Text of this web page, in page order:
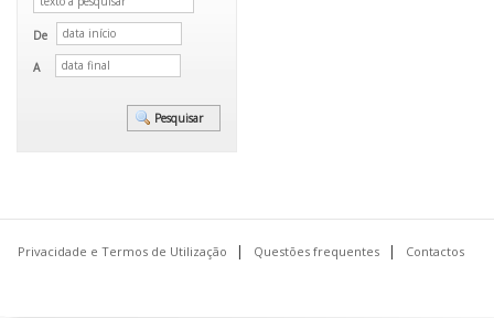
De
A
Privacidade e Termos de Utilização Questões frequentes Contactos